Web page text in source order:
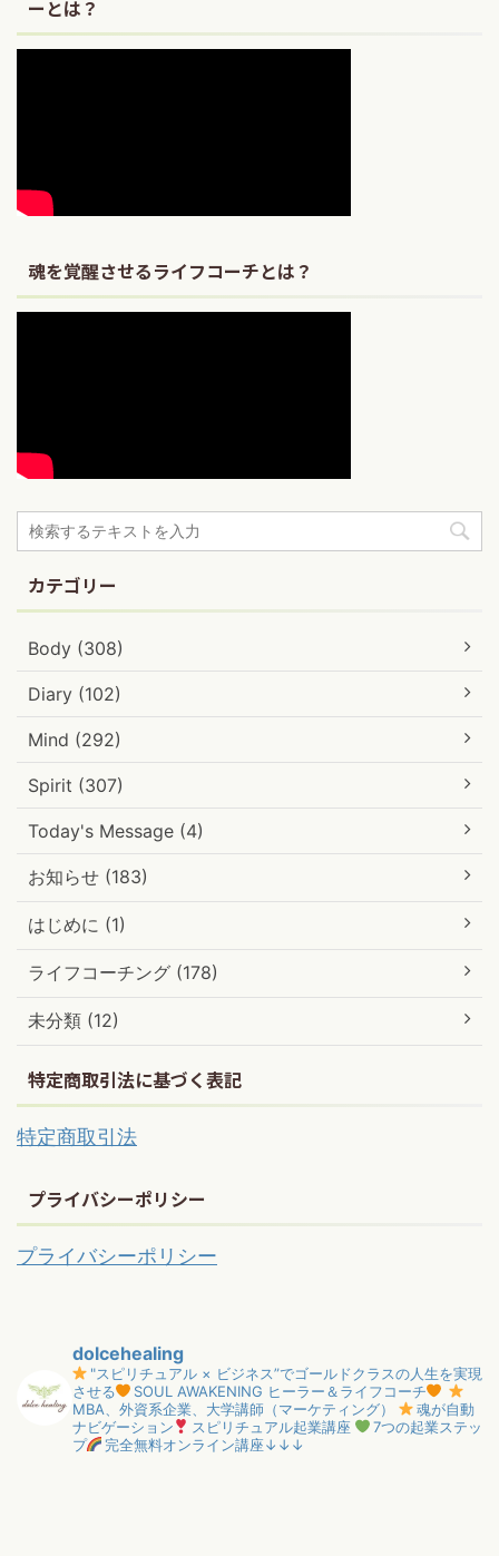
ーとは？
魂を覚醒させるライフコーチとは？
カテゴリー
Body (308)
Diary (102)
Mind (292)
Spirit (307)
Today's Message (4)
お知らせ (183)
はじめに (1)
ライフコーチング (178)
未分類 (12)
特定商取引法に基づく表記
特定商取引法
プライバシーポリシー
プライバシーポリシー
dolcehealing
"スピリチュアル × ビジネス”でゴールドクラスの人生を実現
させる
SOUL AWAKENING ヒーラー＆ライフコーチ
MBA、外資系企業、大学講師（マーケティング）
魂が自動
ナビゲーション
スピリチュアル起業講座
7つの起業ステッ
プ
完全無料オンライン講座↓↓↓